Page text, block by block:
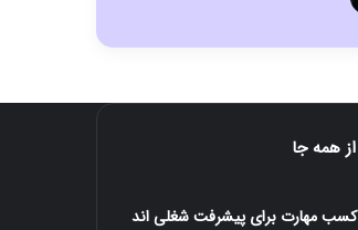
از همه جا
کسب مهارت برای پیشرفت شغلی اند